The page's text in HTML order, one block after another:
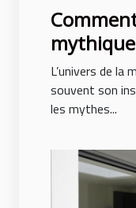
la mode
L’univers de la
souvent son
les mythes...